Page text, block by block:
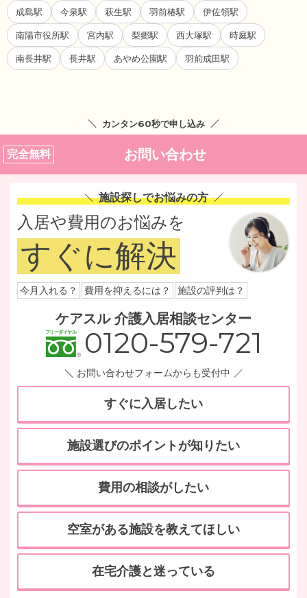
成島駅 今泉駅 萩生駅 羽前椿駅 伊佐領駅
南陽市役所駅 宮内駅 梨郷駅 西大塚駅 時庭駅
南長井駅 長井駅 あやめ公園駅 羽前成田駅
カンタン60秒で申し込み
完全無料 お問い合わせ
施設探しでお悩みの方
入居や費用のお悩みを
すぐに解決
今月入れる？ 費用を抑えるには？ 施設の評判は？
ケアスル 介護入居相談センター
0120-579-721
お問い合わせフォームからも受付中
すぐに入居したい
施設選びのポイントが知りたい
費用の相談がしたい
空室がある施設を教えてほしい
在宅介護と迷っている